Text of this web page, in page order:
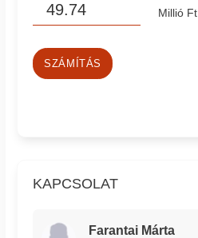
Millió Ft
SZÁMÍTÁS
KAPCSOLAT
Farantai Márta